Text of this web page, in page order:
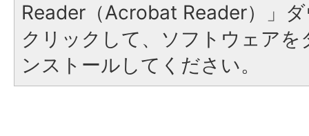
Reader（Acrobat Reader）」
クリックして、ソフトウェア
ンストールしてください。